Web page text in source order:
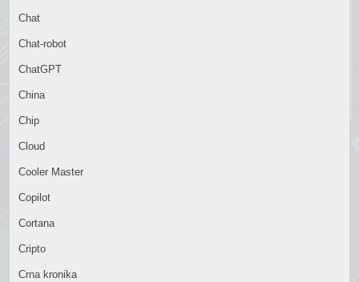
Chat
Chat-robot
ChatGPT
China
Chip
Cloud
Cooler Master
Copilot
Cortana
Cripto
Crna kronika